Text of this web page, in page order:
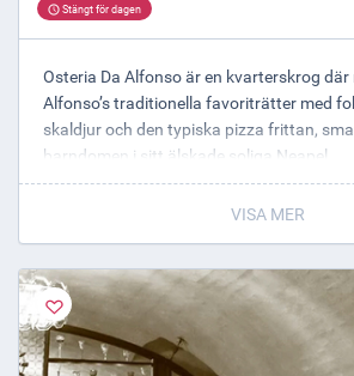
Stängt för dagen
Osteria Da Alfonso är en kvarterskrog
Alfonso’s traditionella favoriträtter med
skaldjur och den typiska pizza frittan,
barndomen i sitt älskade soliga Neapel.
lör 16.00 -23
söndag stängt
VISA MER